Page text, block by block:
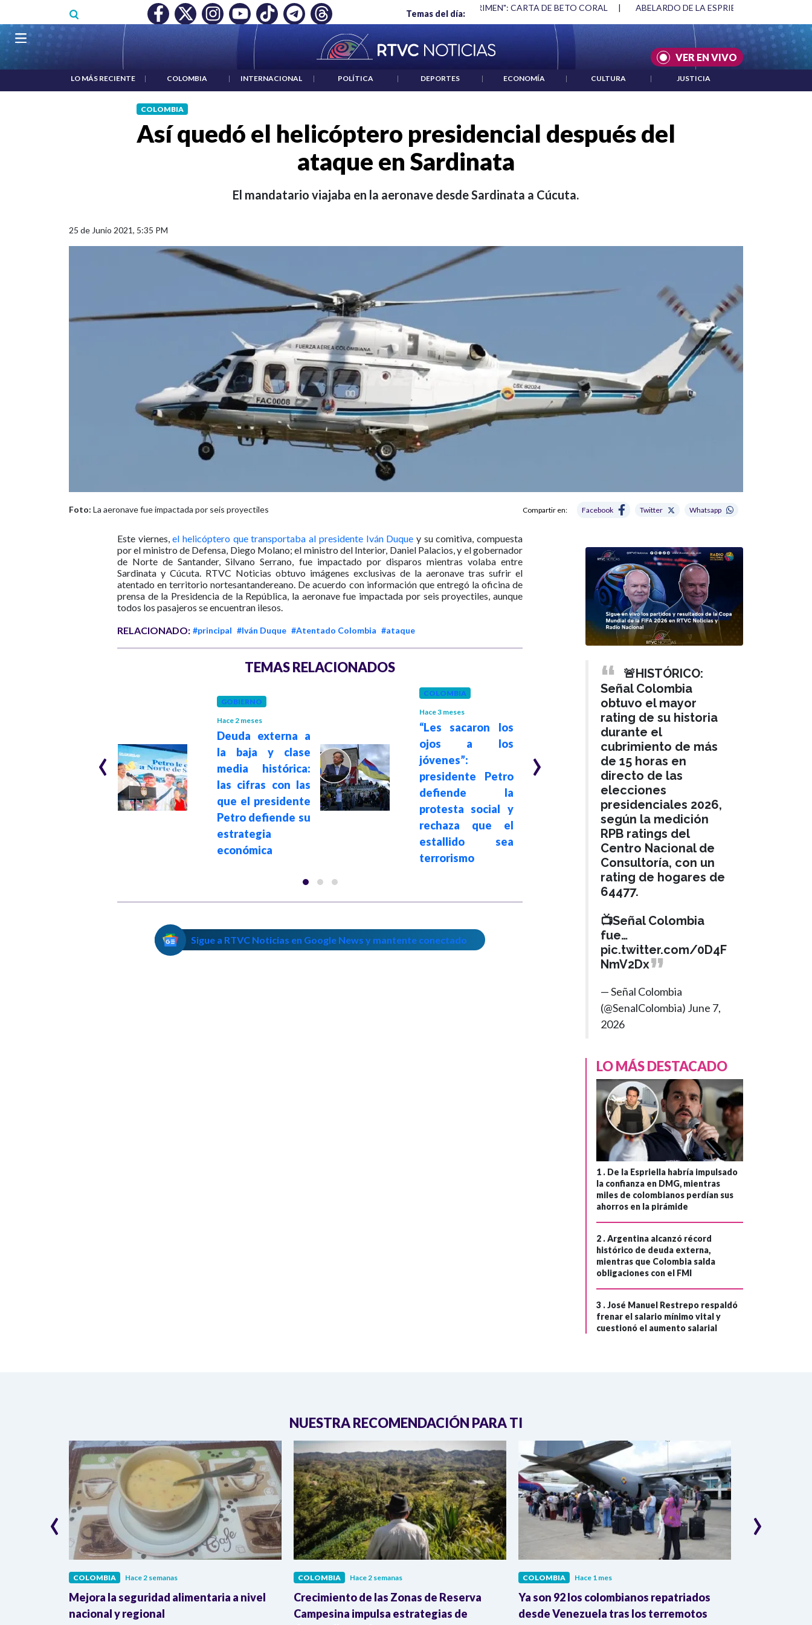
Temas del día:
SALARIO MÍNIMO NO DESTRUYÓ EMPLEO: JP MORGAN | "HABLAR NO ES UN CRIMEN": CARTA DE BETO CORAL | ABELARDO DE LA ESPRIELLA Y DMG | ACUERDOS ENTRE ESTADOS
VER EN VIVO
Navegación principal
LO MÁS RECIENTE | COLOMBIA | INTERNACIONAL | POLÍTICA | DEPORTES | ECONOMÍA | CULTURA | JUSTICIA
COLOMBIA
Así quedó el helicóptero presidencial después del
ataque en Sardinata
El mandatario viajaba en la aeronave desde Sardinata a Cúcuta.
25 de Junio 2021, 5:35 PM
Foto: La aeronave fue impactada por seis proyectiles Compartir en: Facebook Twitter Whatsapp
Este viernes,el helicóptero que transportaba al presidente Iván Duque y su comitiva, compuesta
por el ministro de Defensa, Diego Molano; el ministro del Interior, Daniel Palacios, y el gobernador
de Norte de Santander, Silvano Serrano, fue impactado por disparos mientras volaba entre
Sardinata y Cúcuta. RTVC Noticias obtuvo imágenes exclusivas de la aeronave tras sufrir el
atentado en territorio nortesantandereano. De acuerdo con información que entregó la oficina de
prensa de la Presidencia de la República, la aeronave fue impactada por seis proyectiles, aunque
todos los pasajeros se encuentran ilesos.
RELACIONADO: #principal #Iván Duque #Atentado Colombia #ataque
TEMAS RELACIONADOS
sistema de salud
GOBIERNO
Hace 2 meses
Deuda externa a
la baja y clase
media histórica:
las cifras con las
que el presidente
Petro defiende su
estrategia
económica
COLOMBIA
Hace 3 meses
“Les sacaron los
ojos a los
jóvenes”:
presidente Petro
defiende la
protesta social y
rechaza que el
estallido sea
terrorismo
SEGURIDAD Y ORDEN
Hace 3 meses
Gobierno ofrece
recompensa de
hasta 5 mil
millones de pesos
por cabecillas y
refuerza
seguridad en
Valle y Cauca
‹ ›
Sigue a RTVC Noticias en Google News y mantente conectado
🚨HISTÓRICO:
Señal Colombia
obtuvo el mayor
rating de su historia
durante el
cubrimiento de más
de 15 horas en
directo de las
elecciones
presidenciales 2026,
según la medición
RPB ratings del
Centro Nacional de
Consultoría, con un
rating de hogares de
64477.
📺Señal Colombia
fue…
pic.twitter.com/0D4F
NmV2Dx
— Señal Colombia
(@SenalColombia) June 7,
2026
LO MÁS DESTACADO
1 . De la Espriella habría impulsado
la confianza en DMG, mientras
miles de colombianos perdían sus
ahorros en la pirámide
2 .Argentina alcanzó récord
histórico de deuda externa,
mientras que Colombia salda
obligaciones con el FMI
3 .José Manuel Restrepo respaldó
frenar el salario mínimo vital y
cuestionó el aumento salarial
NUESTRA RECOMENDACIÓN PARA TI
COLOMBIA Hace 2 semanas
Mejora la seguridad alimentaria a nivel
nacional y regional
COLOMBIA Hace 2 semanas
Crecimiento de las Zonas de Reserva
Campesina impulsa estrategias de
COLOMBIA Hace 1 mes
Ya son 92 los colombianos repatriados
desde Venezuela tras los terremotos
‹ ›